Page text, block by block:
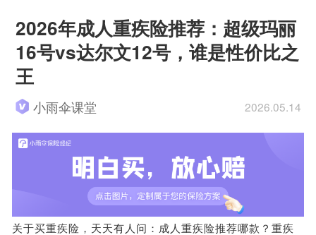
2026年成人重疾险推荐：超级玛丽
16号vs达尔文12号，谁是性价比之
王
小雨伞课堂 2026.05.14
关于买重疾险，天天有人问：成人重疾险推荐哪款？重疾